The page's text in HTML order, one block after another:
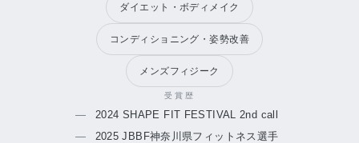
ダイエット・ボディメイク
コンディショニング・姿勢改善
メンズフィジーク
受賞歴
2024 SHAPE FIT FESTIVAL 2nd call
2025 JBBF神奈川県フィットネス選手